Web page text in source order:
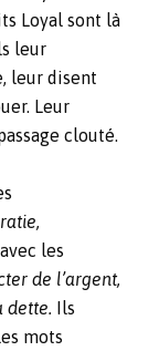
Loyal sont là
leur
leur disent
Leur
clouté.
les
de l’argent,
dette. Ils
mots